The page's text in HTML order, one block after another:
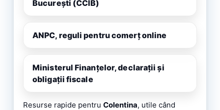
București (CCIB)
ANPC, reguli pentru comerț online
Ministerul Finanțelor, declarații și
obligații fiscale
Resurse rapide pentru Colentina, utile când